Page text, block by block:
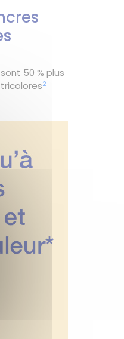
50 % plus
2